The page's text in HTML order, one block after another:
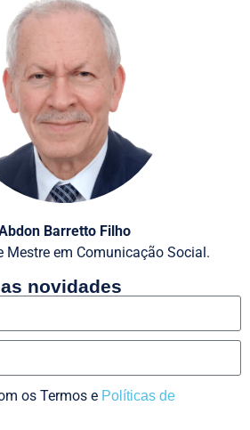
Barretto Filho
Mestre em Comunicação Social.
novidades
os Termos e Políticas de